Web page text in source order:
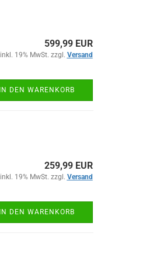
599,99 EUR
inkl. 19% MwSt. zzgl. Versand
IN DEN WARENKORB
259,99 EUR
inkl. 19% MwSt. zzgl. Versand
IN DEN WARENKORB